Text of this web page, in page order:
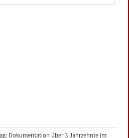
Dokumentation über 3 Jahrzehnte im